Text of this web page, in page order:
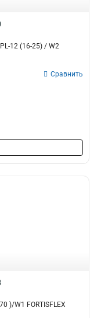
12 (16-25) / W2
Сравнить
)/W1 FORTISFLEX